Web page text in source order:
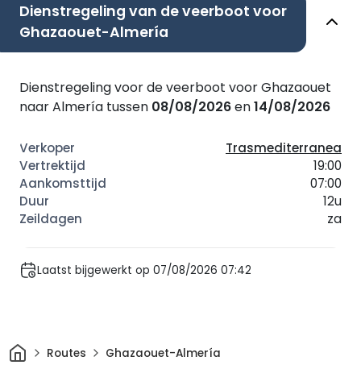
Dienstregeling van de veerboot voor
Ghazaouet-Almería
Dienstregeling voor de veerboot voor Ghazaouet
naar Almería tussen 08/08/2026en14/08/2026
Trasmediterranea
19:00
07:00
12u
za
Laatst bijgewerkt op 07/08/2026 07:42
ThuisRoutes Ghazaouet-Almería